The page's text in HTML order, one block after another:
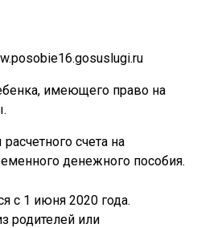
имеющего право на
счета на
денежного пособия.
с 1 июня 2020 года.
родителей или